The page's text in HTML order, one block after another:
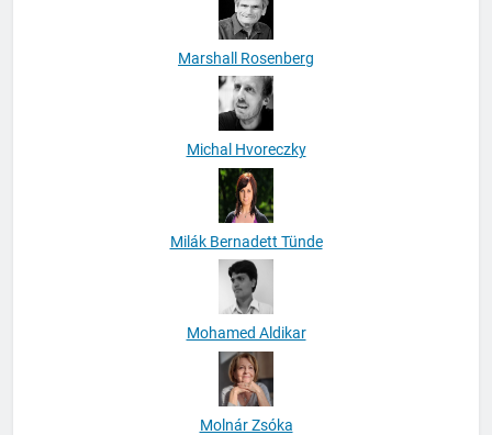
Marshall Rosenberg
Michal Hvoreczky
Milák Bernadett Tünde
Mohamed Aldikar
Molnár Zsóka